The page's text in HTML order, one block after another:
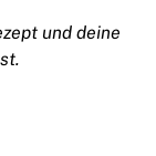
und deine